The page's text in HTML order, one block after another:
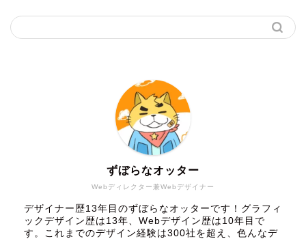
Webディレクター兼Webデザイナー
ずぼらなオッター
デザイナー歴13年目のずぼらなオッターです！グラフィ
ックデザイン歴は13年、Webデザイン歴は10年目で
す。これまでのデザイン経験は300社を超え、色んなデ